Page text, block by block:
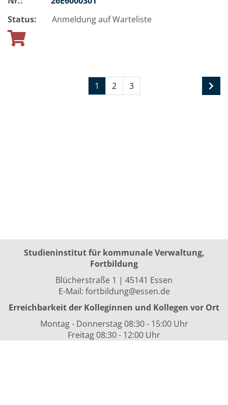
Status:
Anmeldung auf Warteliste
1 2 3
Studieninstitut für kommunale Verwaltung,
Fortbildung
Blücherstraße 1 | 45141 Essen
E-Mail: fortbildung@essen.de
Erreichbarkeit der Kolleginnen und Kollegen vor Ort
Montag - Donnerstag 08:30 - 15:00 Uhr
Freitag 08:30 - 12:00 Uhr